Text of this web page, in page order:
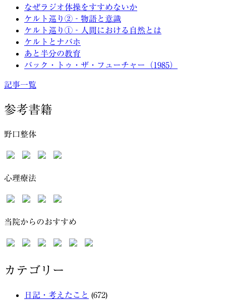
なぜラジオ体操をすすめないか
ケルト巡り②‐物語と意識
ケルト巡り①‐人間における自然とは
ケルトとナバホ
あと半分の教育
バック・トゥ・ザ・フューチャー（1985）
記事一覧
参考書籍
野口整体
心理療法
当院からのおすすめ
カテゴリー
日記・考えたこと (672)